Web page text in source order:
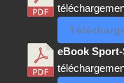
eBook Sport-